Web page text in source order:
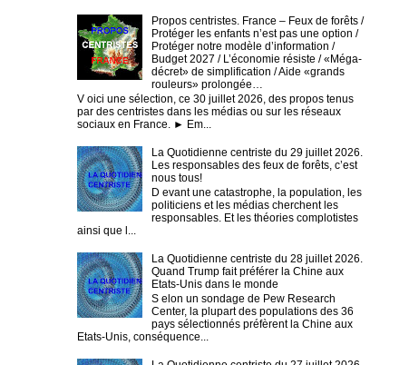
Propos centristes. France – Feux de forêts /
Protéger les enfants n’est pas une option /
Protéger notre modèle d’information /
Budget 2027 / L’économie résiste / «Méga-
décret» de simplification / Aide «grands
rouleurs» prolongée…
V oici une sélection, ce 30 juillet 2026, des propos tenus
par des centristes dans les médias ou sur les réseaux
sociaux en France. ► Em...
La Quotidienne centriste du 29 juillet 2026.
Les responsables des feux de forêts, c’est
nous tous!
D evant une catastrophe, la population, les
politiciens et les médias cherchent les
responsables. Et les théories complotistes
ainsi que l...
La Quotidienne centriste du 28 juillet 2026.
Quand Trump fait préférer la Chine aux
Etats-Unis dans le monde
S elon un sondage de Pew Research
Center, la plupart des populations des 36
pays sélectionnés préfèrent la Chine aux
Etats-Unis, conséquence...